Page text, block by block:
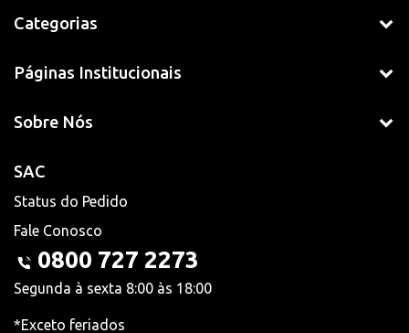
Categorias
Páginas Institucionais
Sobre Nós
SAC
Status do Pedido
Fale Conosco
0800 727 2273
Segunda à sexta 8:00 às 18:00
*Exceto feriados